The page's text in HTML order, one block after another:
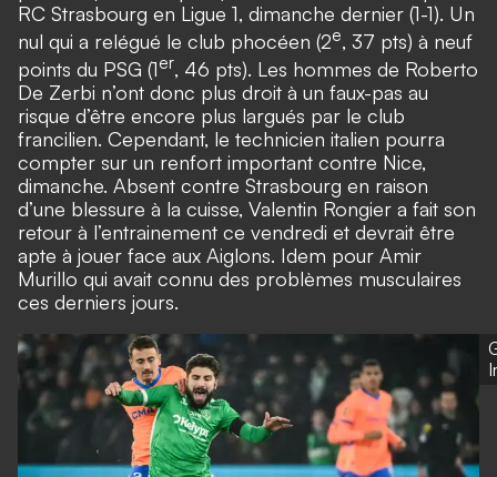
RC Strasbourg en Ligue 1, dimanche dernier (1-1). Un
nul qui a relégué le club phocéen (2e, 37 pts) à neuf
points du PSG (1er, 46 pts). Les hommes de Roberto
De Zerbi n’ont donc plus droit à un faux-pas au
risque d’être encore plus largués par le club
francilien. Cependant, le technicien italien pourra
compter sur un renfort important contre Nice,
dimanche. Absent contre Strasbourg en raison
d’une blessure à la cuisse, Valentin Rongier a fait son
retour à l’entrainement ce vendredi et devrait être
apte à jouer face aux Aiglons. Idem pour Amir
Murillo qui avait connu des problèmes musculaires
ces derniers jours.